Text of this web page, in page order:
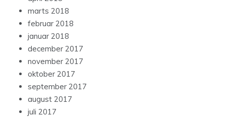
marts 2018
februar 2018
januar 2018
december 2017
november 2017
oktober 2017
september 2017
august 2017
juli 2017